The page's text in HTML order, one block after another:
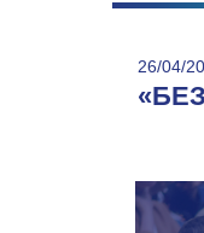
26/04/